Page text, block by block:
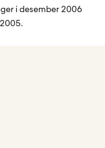
i desember 2006